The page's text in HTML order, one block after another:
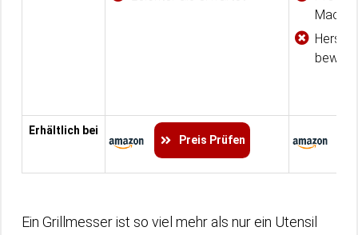
Erhältlich bei
Preis Prüfen
Ein Grillmesser ist so viel mehr als nur ein Utensil